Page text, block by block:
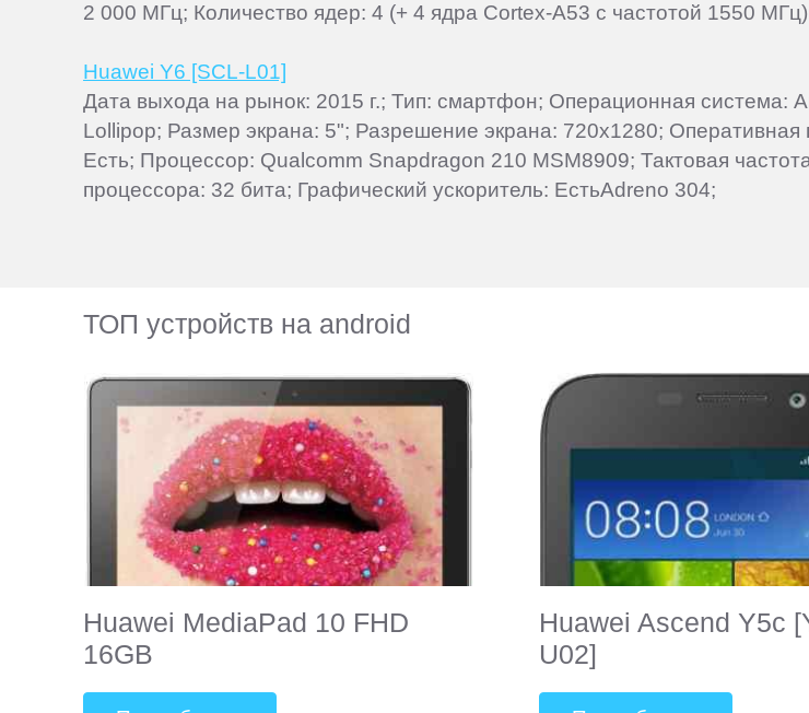
2 000 МГц; Количество ядер: 4 (+ 4 ядра Cortex-A53 с частотой 1550
Huawei Y6 [SCL-L01]
Дата выхода на рынок: 2015 г.; Тип: смартфон; Операционная система:
Lollipop; Размер экрана: 5"; Разрешение экрана: 720x1280;
Есть; Процессор: Qualcomm Snapdragon 210 MSM8909; Тактовая
процессора: 32 бита; Графический ускоритель: ЕстьAdreno 304;
ТОП устройств на android
Huawei MediaPad 10 FHD
16GB
Huawei Ascend Y5c
U02]